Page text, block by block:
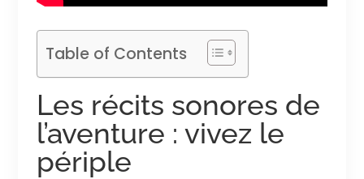
Table of Contents
Les récits sonores de
l’aventure : vivez le
périple